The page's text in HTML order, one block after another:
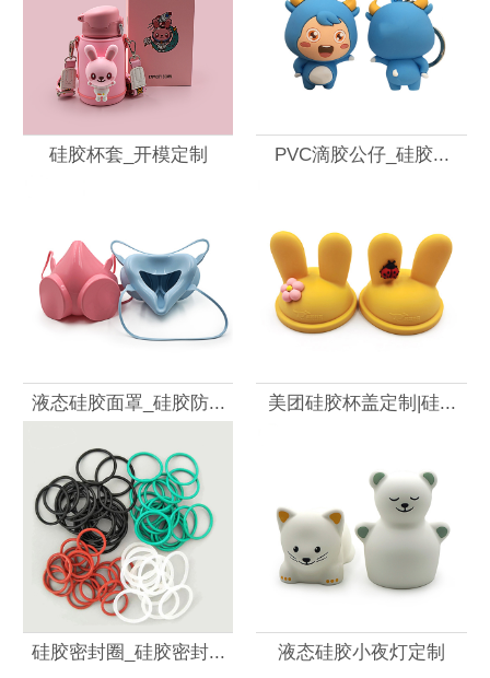
硅胶杯套_开模定制 PVC滴胶公仔_硅胶...
液态硅胶面罩_硅胶防... 美团硅胶杯盖定制|硅...
硅胶密封圈_硅胶密封... 液态硅胶小夜灯定制